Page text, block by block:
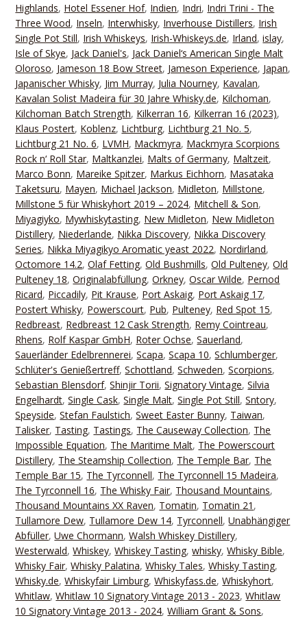
Highlands, Hotel Essener Hof, Indien, Indri, Indri Trini - The
Three Wood, Inseln, Interwhisky, Inverhouse Distillers, Irish
Single Pot Still, Irish Whiskeys, Irish-Whiskeys.de, Irland,islay,
Isle of Skye, Jack Daniel's, Jack Daniel‘s American Single Malt
Oloroso, Jameson 18 Bow Street, Jameson Experience, Japan,
Japanischer Whisky, Jim Murray, Julia Nourney, Kavalan,
Kavalan Solist Madeira für 30 Jahre Whisky.de, Kilchoman,
Kilchoman Batch Strength, Kilkerran 16, Kilkerran 16 (2023),
Klaus Postert, Koblenz, Lichtburg, Lichtburg 21 No. 5,
Lichtburg 21 No. 6, LVMH, Mackmyra, Mackmyra Scorpions
Rock n‘ Roll Star, Maltkanzlei, Malts of Germany, Maltzeit,
Marco Bonn, Mareike Spitzer, Markus Eichhorn, Masataka
Taketsuru, Mayen, Michael Jackson, Midleton, Millstone,
Millstone 5 für Whiskyhort 2019 – 2024, Mitchell & Son,
Miyagiyko, Mywhiskytasting, New Midleton, New Midleton
Distillery, Niederlande, Nikka Discovery, Nikka Discovery
Series, Nikka Miyagikyo Aromatic yeast 2022, Nordirland,
Octomore 14.2,Olaf Fetting,Old Bushmills,Old Pulteney,Old
Pulteney 18,Originalabfüllung,Orkney,Oscar Wilde, Pernod
Ricard, Piccadily, Pit Krause, Port Askaig, Port Askaig 17,
Postert Whisky, Powerscourt, Pub, Pulteney, Red Spot 15,
Redbreast, Redbreast 12 Cask Strength, Remy Cointreau,
Rhens, Rolf Kaspar GmbH, Roter Ochse,Sauerland,
Sauerländer Edelbrennerei,Scapa,Scapa 10,Schlumberger,
Schlüter's Genießertreff,Schottland,Schweden,Scorpions,
Sebastian Blensdorf,Shinjir Torii,Signatory Vintage,Silvia
Engelhardt,Single Cask,Single Malt,Single Pot Still,Sntory,
Speyside,Stefan Faulstich,Sweet Easter Bunny, Taiwan,
Talisker, Tasting, Tastings, The Causeway Collection, The
Impossible Equation, The Maritime Malt, The Powerscourt
Distillery, The Steamship Collection, The Temple Bar, The
Temple Bar 15, The Tyrconnell, The Tyrconnell 15 Madeira,
The Tyrconnell 16, The Whisky Fair, Thousand Mountains,
Thousand Mountains XX Raven, Tomatin, Tomatin 21 ,
Tullamore Dew, Tullamore Dew 14, Tyrconnell,Unabhängiger
Abfüller,Uwe Chormann,Walsh Whiskey Distillery,
Westerwald,Whiskey,Whiskey Tasting,whisky,Whisky Bible,
Whisky Fair,Whisky Palatina,Whisky Tales,Whisky Tasting,
Whisky.de,Whiskyfair Limburg,Whiskyfass.de,Whiskyhort,
Whitlaw,Whitlaw 10 Signatory Vintage 2013 - 2023,Whitlaw
10 Signatory Vintage 2013 - 2024,William Grant & Sons,